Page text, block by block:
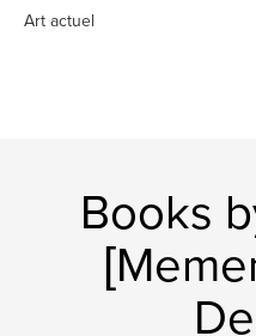
Art actuel
Books